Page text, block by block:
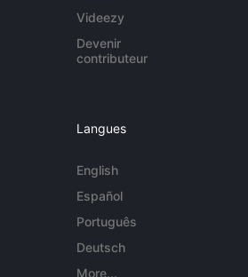
Videezy
Devenir
contributeur
Langues
English
Español
Português
Deutsch
More...